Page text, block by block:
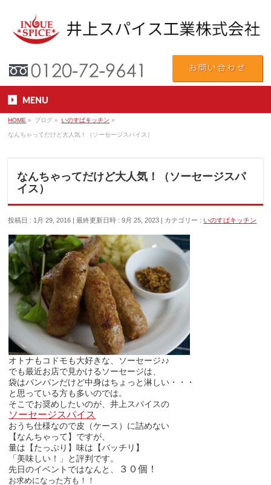
MENU
HOME » ブログ » いのすぱキッチン »
なんちゃってだけど大人気！（ソーセージスパイス）
なんちゃってだけど大人気！（ソーセージスパ
イス）
投稿日 : 1月 29, 2016 最終更新日時 : 9月 25, 2023 カテゴリー : いのすぱキッチン
オトナもコドモも大好きな、ソーセージ♪♪
でも最近お店で見かけるソーセージは、
袋はパンパンだけど中身はちょっと淋しい・・・
と思っている方も多いのでは。
そこでお奨めしたいのが、井上スパイスの
ソーセージスパイス
おうち仕様なので皮（ケース）に詰めない
【なんちゃって】ですが、
量は【たっぷり】味は【バッチリ】
「美味しい！」と評判です。
先日のイベントではなんと、
３０個！
お求めになった方も！！